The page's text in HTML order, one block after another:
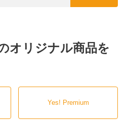
オリジナル商品を
Yes! Premium